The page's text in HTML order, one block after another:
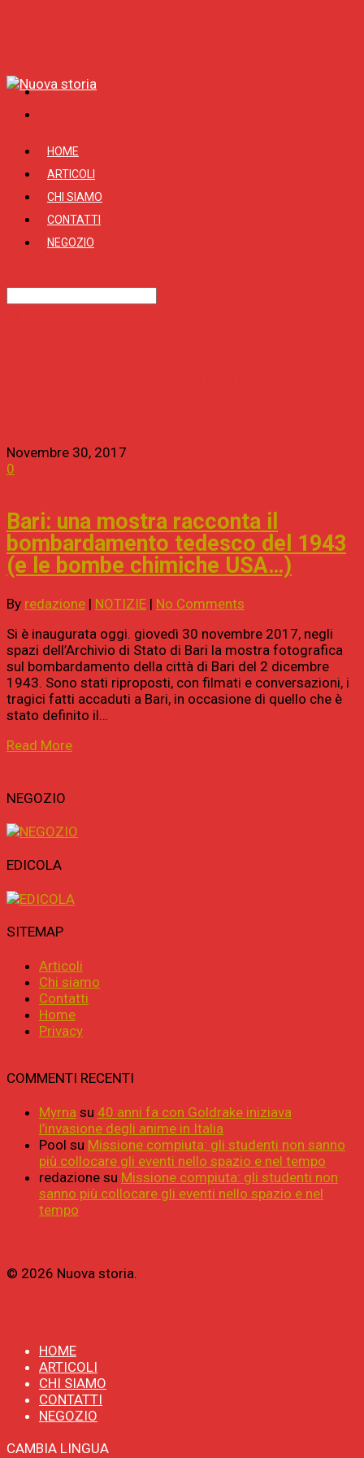
HOME
ARTICOLI
CHI SIAMO
CONTATTI
NEGOZIO
Novembre 30, 2017
0
Bari: una mostra racconta il
bombardamento tedesco del 1943
(e le bombe chimiche USA…)
By redazione | NOTIZIE | No Comments
Si è inaugurata oggi. giovedì 30 novembre 2017, negli
spazi dell’Archivio di Stato di Bari la mostra fotografica
sul bombardamento della città di Bari del 2 dicembre
1943. Sono stati riproposti, con filmati e conversazioni, i
tragici fatti accaduti a Bari, in occasione di quello che è
stato definito il…
Read More
NEGOZIO
EDICOLA
SITEMAP
Articoli
Chi siamo
Contatti
Home
Privacy
COMMENTI RECENTI
Myrna su 40 anni fa con Goldrake iniziava
l’invasione degli anime in Italia
Pool su Missione compiuta: gli studenti non sanno
più collocare gli eventi nello spazio e nel tempo
redazione su Missione compiuta: gli studenti non
sanno più collocare gli eventi nello spazio e nel
tempo
© 2026 Nuova storia.
HOME
ARTICOLI
CHI SIAMO
CONTATTI
NEGOZIO
CAMBIA LINGUA